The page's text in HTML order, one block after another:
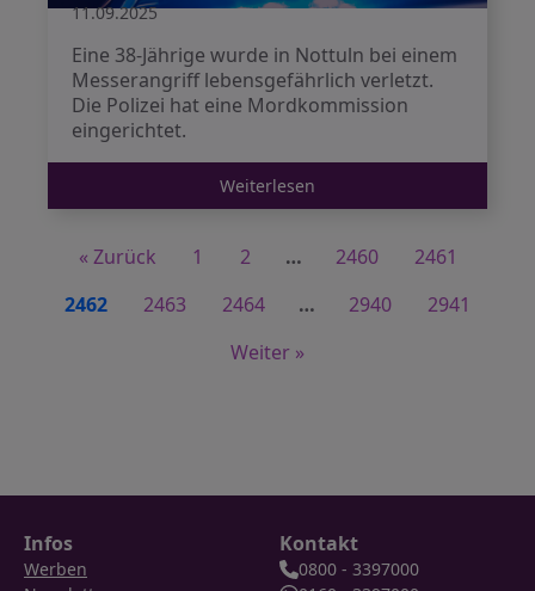
11.09.2025
Eine 38-Jährige wurde in Nottuln bei einem
Messerangriff lebensgefährlich verletzt.
Die Polizei hat eine Mordkommission
eingerichtet.
Weiterlesen
« Zurück 1 2 … 2460
2461
2462
2463 2464 … 2940
2941
Weiter »
Infos
Werben
Kontakt
0800 - 3397000